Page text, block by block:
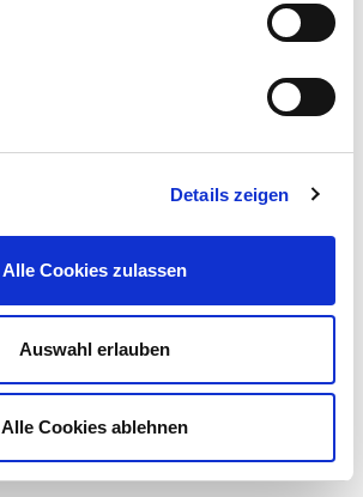
Details zeigen
Alle Cookies zulassen
Auswahl erlauben
Alle Cookies ablehnen